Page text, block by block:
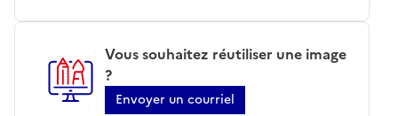
Vous souhaitez réutiliser une image
?
Envoyer un courriel